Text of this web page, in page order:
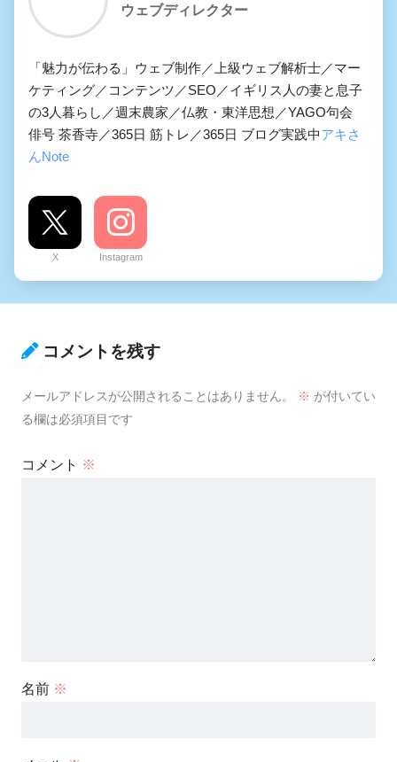
ウェブディレクター
「魅力が伝わる」ウェブ制作／上級ウェブ解析士／マー
ケティング／コンテンツ／SEO／イギリス人の妻と息子
の3人暮らし／週末農家／仏教・東洋思想／YAGO句会
俳号 茶香寺／365日 筋トレ／365日 ブログ実践中アキさ
んNote
X Instagram
コメントを残す
メールアドレスが公開されることはありません。 ※ が付いてい
る欄は必須項目です
コメント ※
名前 ※